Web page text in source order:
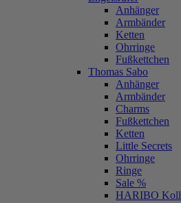
Anhänger
Armbänder
Ketten
Ohrringe
Fußkettchen
Thomas Sabo
Anhänger
Armbänder
Charms
Fußkettchen
Ketten
Little Secrets
Ohrringe
Ringe
Sale %
HARIBO